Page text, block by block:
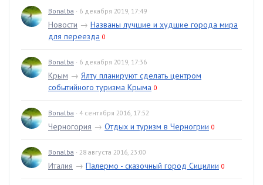
Bonalba · 6 декабря 2019, 17:49
Новости → Названы лучшие и худшие города мира
для переезда 0
Bonalba · 6 декабря 2019, 17:36
Крым → Ялту планируют сделать центром
событийного туризма Крыма 0
Bonalba · 4 сентября 2016, 17:52
Черногория → Отдых и туризм в Черногрии 0
Bonalba · 28 августа 2016, 23:00
Италия → Палермо - сказочный город Сицилии 0